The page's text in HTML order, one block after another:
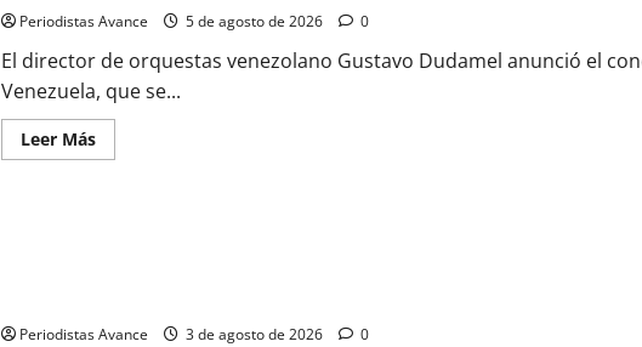
Periodistas Avance 5 de agosto de 2026 0
El director de orquestas venezolano Gustavo Dudamel anunció el
Venezuela, que se...
Leer Más
Periodistas Avance 3 de agosto de 2026 0